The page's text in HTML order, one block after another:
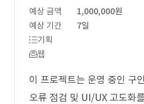
예상 금액
1,000,000원
예상 기간
7일
기획
웹
이 프로젝트는 운영 중인 구
오류 점검 및 UI/UX 고도화